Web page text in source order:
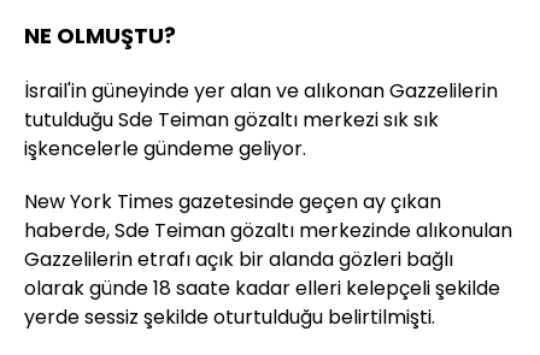
NE OLMUŞTU?
İsrail'in güneyinde yer alan ve alıkonan Gazzelilerin
tutulduğu Sde Teiman gözaltı merkezi sık sık
işkencelerle gündeme geliyor.
New York Times gazetesinde geçen ay çıkan
haberde, Sde Teiman gözaltı merkezinde alıkonulan
Gazzelilerin etrafı açık bir alanda gözleri bağlı
olarak günde 18 saate kadar elleri kelepçeli şekilde
yerde sessiz şekilde oturtulduğu belirtilmişti.